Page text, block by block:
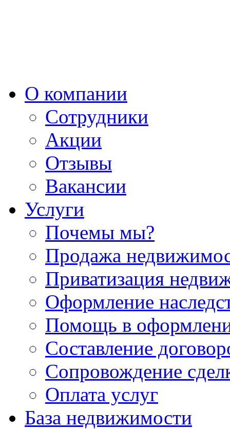
О компании
Сотрудники
Акции
Отзывы
Вакансии
Услуги
Почемы мы?
Продажа
Приватизация
Оформление
Помощь в
Составление
Сопровождение
Оплата услуг
База недвижимости